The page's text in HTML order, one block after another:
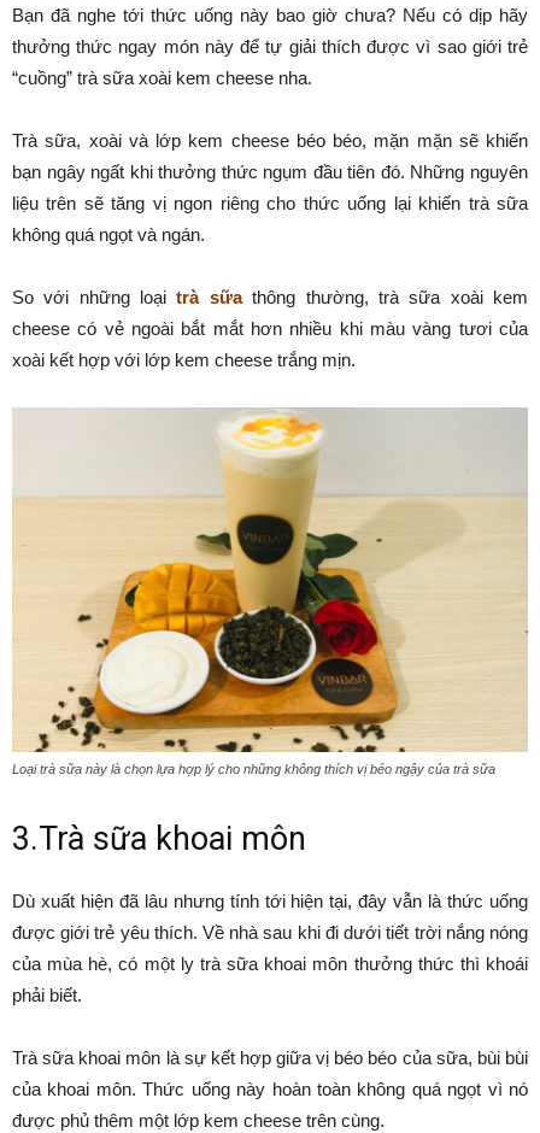
Bạn đã nghe tới thức uống này bao giờ chưa? Nếu có dịp hãy
thưởng thức ngay món này để tự giải thích được vì sao giới trẻ
“cuồng” trà sữa xoài kem cheese nha.
Trà sữa, xoài và lớp kem cheese béo béo, mặn mặn sẽ khiến
bạn ngây ngất khi thưởng thức ngụm đầu tiên đó. Những nguyên
liệu trên sẽ tăng vị ngon riêng cho thức uống lại khiến trà sữa
không quá ngọt và ngán.
So với những loạitrà sữathông thường, trà sữa xoài kem
cheese có vẻ ngoài bắt mắt hơn nhiều khi màu vàng tươi của
xoài kết hợp với lớp kem cheese trắng mịn.
Loại trà sữa này là chọn lựa hợp lý cho những không thích vị béo ngậy của trà sữa
3.Trà sữa khoai môn
Dù xuất hiện đã lâu nhưng tính tới hiện tại, đây vẫn là thức uống
được giới trẻ yêu thích. Về nhà sau khi đi dưới tiết trời nắng nóng
của mùa hè, có một ly trà sữa khoai môn thưởng thức thì khoái
phải biết.
Trà sữa khoai môn là sự kết hợp giữa vị béo béo của sữa, bùi bùi
của khoai môn. Thức uống này hoàn toàn không quá ngọt vì nó
được phủ thêm một lớp kem cheese trên cùng.